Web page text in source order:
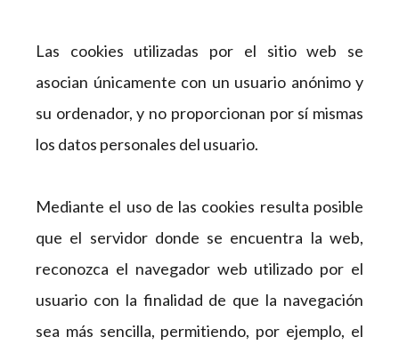
Las cookies utilizadas por el sitio web se
asocian únicamente con un usuario anónimo y
su ordenador, y no proporcionan por sí mismas
los datos personales del usuario.
Mediante el uso de las cookies resulta posible
que el servidor donde se encuentra la web,
reconozca el navegador web utilizado por el
usuario con la finalidad de que la navegación
sea más sencilla, permitiendo, por ejemplo, el